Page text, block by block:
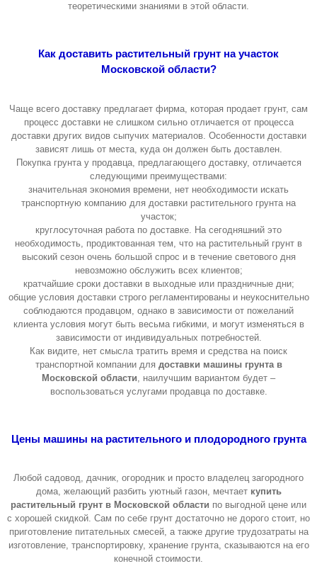
теоретическими знаниями в этой области.
Как доставить растительный грунт на участок
Московской области?
Чаще всего доставку предлагает фирма, которая продает грунт, сам
процесс доставки не слишком сильно отличается от процесса
доставки других видов сыпучих материалов. Особенности доставки
зависят лишь от места, куда он должен быть доставлен.
Покупка грунта у продавца, предлагающего доставку, отличается
следующими преимуществами:
значительная экономия времени, нет необходимости искать
транспортную компанию для доставки растительного грунта на
участок;
круглосуточная работа по доставке. На сегодняшний это
необходимость, продиктованная тем, что на растительный грунт в
высокий сезон очень большой спрос и в течение светового дня
невозможно обслужить всех клиентов;
кратчайшие сроки доставки в выходные или праздничные дни;
общие условия доставки строго регламентированы и неукоснительно
соблюдаются продавцом, однако в зависимости от пожеланий
клиента условия могут быть весьма гибкими, и могут изменяться в
зависимости от индивидуальных потребностей.
Как видите, нет смысла тратить время и средства на поиск
транспортной компании для доставки машины грунта в
Московской области , наилучшим вариантом будет –
воспользоваться услугами продавца по доставке.
Цены машины на растительного и плодородного грунта
Любой садовод, дачник, огородник и просто владелец загородного
дома, желающий разбить уютный газон, мечтает купить
растительный грунт в Московской области по выгодной цене или
с хорошей скидкой. Сам по себе грунт достаточно не дорого стоит, но
приготовление питательных смесей, а также другие трудозатраты на
изготовление, транспортировку, хранение грунта, сказываются на его
конечной стоимости.